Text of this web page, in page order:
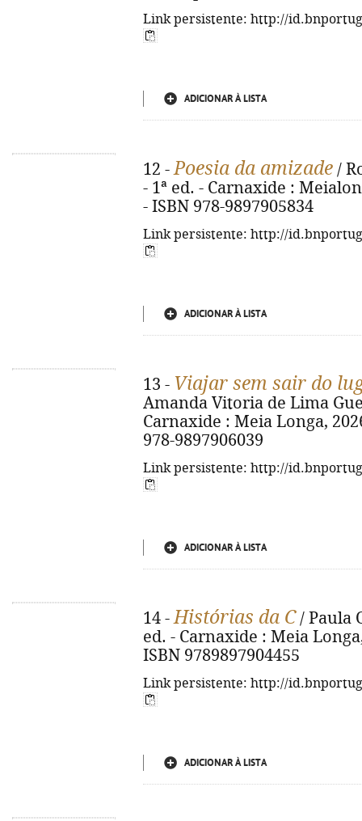
Link persistente: http://
ADICIONAR À LISTA
12 -Poesia da amizade /
- 1ª ed. - Carnaxide :
- ISBN 978-9897905834
Link persistente: http://
ADICIONAR À LISTA
13 - Viajar sem sair do
Amanda Vitoria de Lima
Carnaxide : Meia Longa,
978-9897906039
Link persistente: http://
ADICIONAR À LISTA
14 -Histórias da C/ Paula
ed. - Carnaxide : Meia
ISBN 9789897904455
Link persistente: http://
ADICIONAR À LISTA